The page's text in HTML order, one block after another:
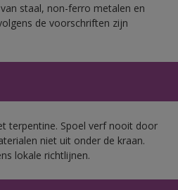
staal, non-ferro metalen en
de voorschriften zijn
terpentine. Spoel verf nooit door
niet uit onder de kraan.
lokale richtlijnen.